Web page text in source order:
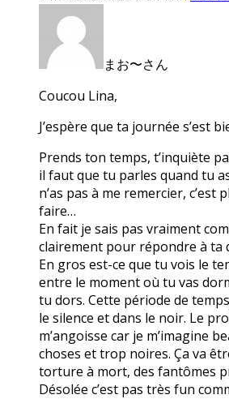
まお〜さん
Coucou Lina,
J’espère que ta journée s’est
Prends ton temps, t’inquiète
il faut que tu parles quand tu
n’as pas à me remercier, c’est
faire…
En fait je sais pas vraiment
clairement pour répondre à ta
En gros est-ce que tu vois le
entre le moment où tu vas
tu dors. Cette période de
le silence et dans le noir. Le
m’angoisse car je m’imagine
choses et trop noires. Ça va
torture à mort, des fantômes
Désolée c’est pas très fun